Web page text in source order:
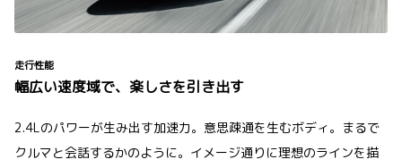
走行性能
幅広い速度域で、楽しさを引き出す
2.4Lのパワーが生み出す加速力。意思疎通を生むボディ。まるで
クルマと会話するかのように。イメージ通りに理想のラインを描